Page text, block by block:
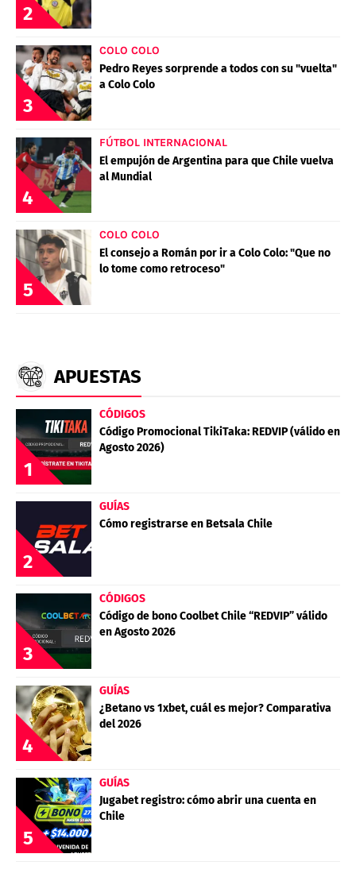
2
3
COLO COLO
Pedro Reyes sorprende a todos con su "vuelta"
a Colo Colo
4
FÚTBOL INTERNACIONAL
El empujón de Argentina para que Chile vuelva
al Mundial
5
COLO COLO
El consejo a Román por ir a Colo Colo: "Que no
lo tome como retroceso"
APUESTAS
1
CÓDIGOS
Código Promocional TikiTaka: REDVIP (válido en
Agosto 2026)
2
GUÍAS
Cómo registrarse en Betsala Chile
3
CÓDIGOS
Código de bono Coolbet Chile “REDVIP” válido
en Agosto 2026
4
GUÍAS
¿Betano vs 1xbet, cuál es mejor? Comparativa
del 2026
5
GUÍAS
Jugabet registro: cómo abrir una cuenta en
Chile